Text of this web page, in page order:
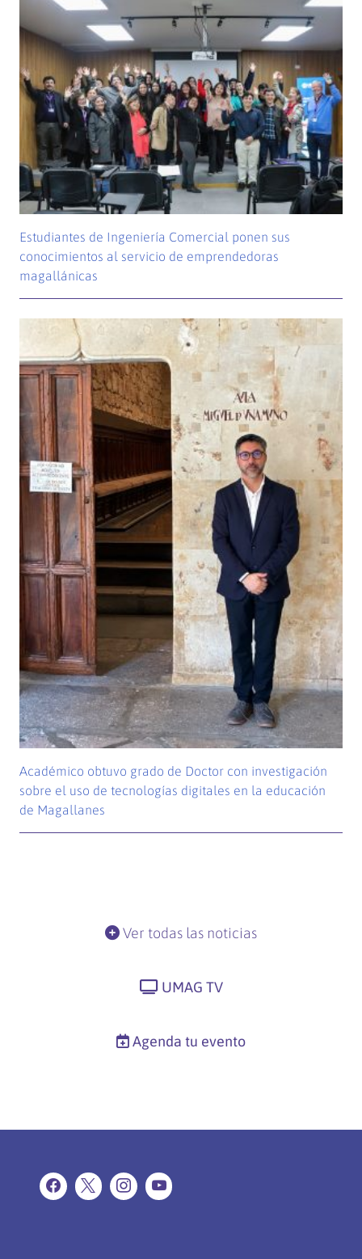
Estudiantes de Ingeniería Comercial ponen sus
conocimientos al servicio de emprendedoras
magallánicas
Académico obtuvo grado de Doctor con investigación
sobre el uso de tecnologías digitales en la educación
de Magallanes
Ver todas las noticias
UMAG TV
Agenda tu evento